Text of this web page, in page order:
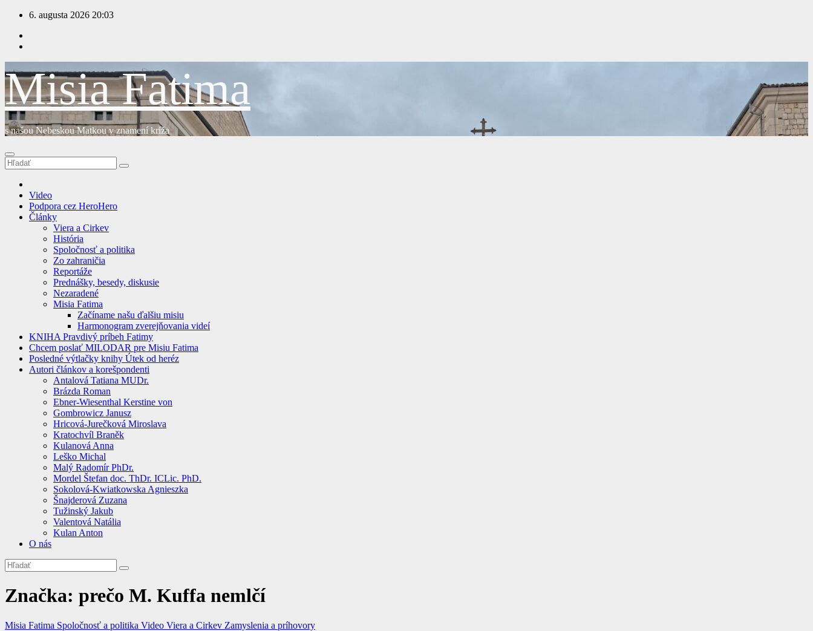
Prejsť
obsah
6. augusta 2026 20:03
Misia Fatima
s našou Nebeskou Matkou v znamení kríža
Video
Podpora cez HeroHero
Články
Viera a Cirkev
História
Spoločnosť a politika
Zo zahraničia
Reportáže
Prednášky, besedy, diskusie
Nezaradené
Misia Fatima
Začíname našu ďalšiu misiu
Harmonogram zverejňovania videí
KNIHA Pravdivý príbeh Fatimy
Chcem poslať MILODAR pre Misiu Fatima
Posledné výtlačky knihy Útek od heréz
Autori článkov a korešpondenti
Antalová Tatiana MUDr.
Brázda Roman
Ebner-Wiesenthal Kerstine von
Gombrowicz Janusz
Hricová-Jurečková Miroslava
Kratochvíl Braněk
Kulanová Anna
Leško Michal
Malý Radomír PhDr.
Mordel Štefan doc. ThDr. ICLic. PhD.
Sokolová-Kwiatkowska Agnieszka
Šnajderová Zuzana
Tužinský Jakub
Valentová Natália
Kulan Anton
O nás
Značka: prečo M. Kuffa nemlčí
Misia Fatima Spoločnosť a politika Video Viera a Cirkev Zamyslenia a príhovory